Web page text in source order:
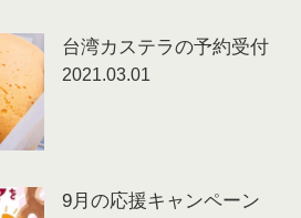
台湾カステラの予約受付
2021.03.01
9月の応援キャンペーン